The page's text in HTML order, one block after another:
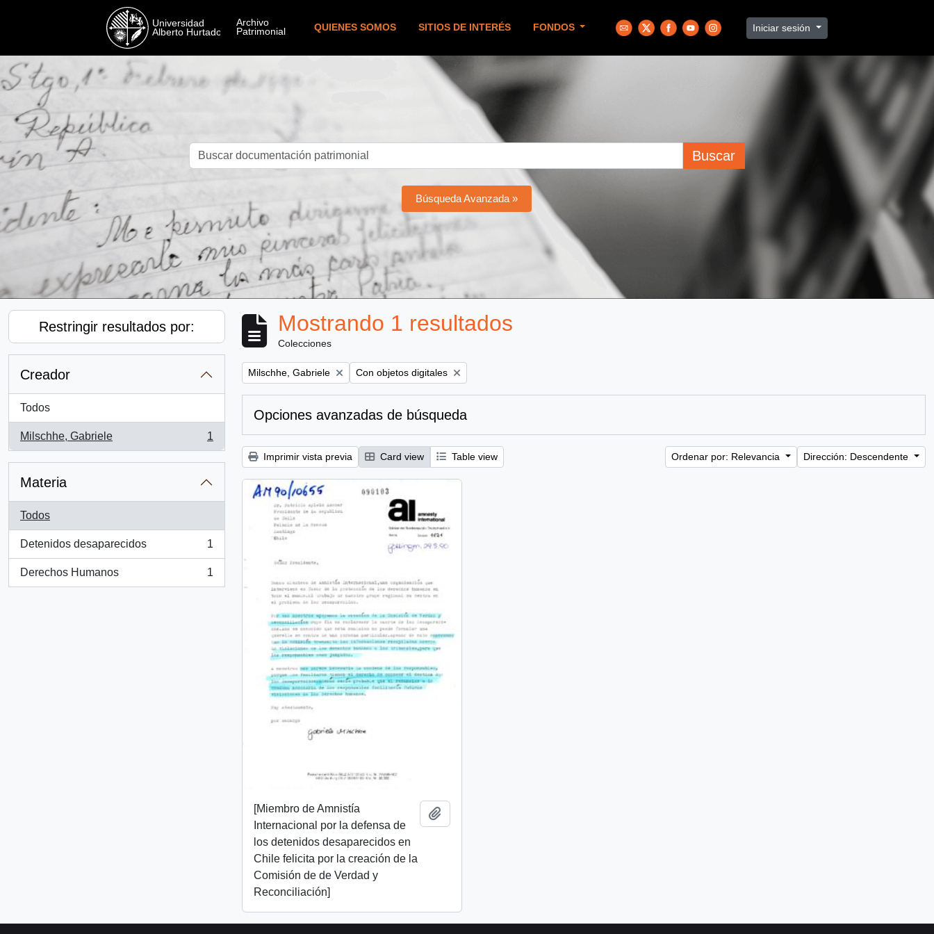
QUIENES SOMOS SITIOS DE INTERÉS FONDOS Iniciar sesión
Buscar
Búsqueda Avanzada »
Restringir resultados por:
Creador
Todos
Milschhe, Gabriele
, 1 resultados
1
Materia
Todos
Detenidos desaparecidos
, 1 resultados
1
Derechos Humanos
, 1 resultados
1
Mostrando 1 resultados
Colecciones
Remove filter:
Milschhe, Gabriele Remove filter:
Con objetos digitales
Opciones avanzadas de búsqueda
Imprimir vista previa Card view Table view Ordenar por: Relevancia Dirección: Descendente
[Miembro de Amnistía
Internacional por la defensa de
los detenidos desaparecidos en
Chile felicita por la creación de la
Comisión de de Verdad y
Reconciliación]